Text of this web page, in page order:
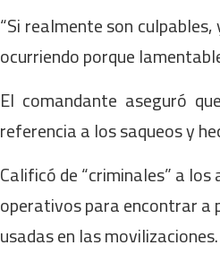
“Si realmente son
ocurriendo porque
El comandante aseguró
referencia a los saqueos y
Calificó de “criminales” a
operativos para encontrar a
usadas en las movilizaciones.